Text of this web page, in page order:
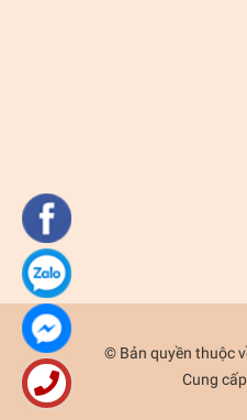
© Bản quyền thuộc
Cung